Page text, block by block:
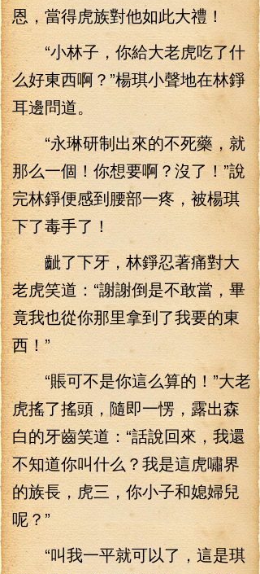
恩，當得虎族對他如此大禮！
“小林子，你給大老虎吃了什
么好東西啊？”楊琪小聲地在林錚
耳邊問道。
“永琳研制出來的不死藥，就
那么一個！你想要啊？沒了！”說
完林錚便感到腰部一疼，被楊琪
下了毒手了！
齜了下牙，林錚忍著痛對大
老虎笑道：“謝謝倒是不敢當，畢
竟我也從你那里拿到了我要的東
西！”
“賬可不是你這么算的！”大老
虎搖了搖頭，隨即一愣，露出森
白的牙齒笑道：“話說回來，我還
不知道你叫什么？我是這虎嘯界
的族長，虎三，你小子和媳婦兒
呢？”
“叫我一平就可以了，這是琪